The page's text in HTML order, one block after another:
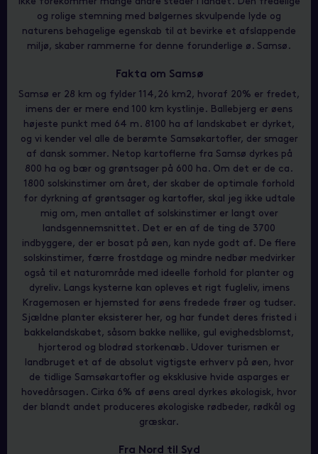
og rolige stemning med bølgernes skvulpende lyde og
naturens behagelige egenskab til at bevirke et afslappende
miljø, skaber rammerne for denne forunderlige ø. Samsø.
Fakta om Samsø
Samsø er 28 km og fylder 114,26 km2, hvoraf 20% er fredet,
imens der er mere end 100 km kystlinje. Ballebjerg er øens
højeste punkt med 64 m. 8100 ha af landskabet er dyrket,
og vi kender vel alle de berømte Samsøkartofler, der smager
af dansk sommer. Netop kartoflerne fra Samsø dyrkes på
800 ha og bær og grøntsager på 600 ha. Om det er de ca.
1800 solskinstimer om året, der skaber de optimale forhold
for dyrkning af grøntsager og kartofler, skal jeg ikke udtale
mig om, men antallet af solskinstimer er langt over
landsgennemsnittet. Det er en af de ting de 3700
indbyggere, der er bosat på øen, kan nyde godt af. De flere
solskinstimer, færre frostdage og mindre nedbør medvirker
også til et naturområde med ideelle forhold for planter og
dyreliv. Langs kysterne kan opleves et rigt fugleliv, imens
Kragemosen er hjemsted for øens fredede frøer og tudser.
Sjældne planter eksisterer her, og har fundet deres fristed i
bakkelandskabet, såsom bakke nellike, gul evighedsblomst,
hjorterod og blodrød storkenæb. Udover turismen er
landbruget et af de absolut vigtigste erhverv på øen, hvor
de tidlige Samsøkartofler og eksklusive hvide asparges er
hovedårsagen. Cirka 6% af øens areal dyrkes økologisk, hvor
der blandt andet produceres økologiske rødbeder, rødkål og
græskar.
Fra Nord til Syd